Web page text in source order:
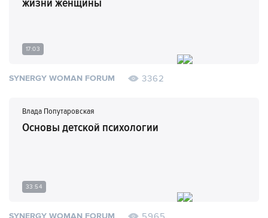
жизни женщины
17:03
SYNERGY WOMAN FORUM 3362
Влада Попутаровская
Основы детской психологии
33:54